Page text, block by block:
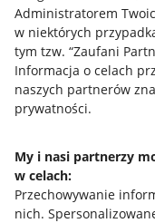
Administratorem
w niektórych
tym tzw. “Zaufani
Informacja o celach
naszych partnerów
prywatności.
My i nasi partnerzy
w celach:
Przechowywanie
nich.
Przydatne
Jak to działa
Allegro Gadane dla
Allegro Gadane dla